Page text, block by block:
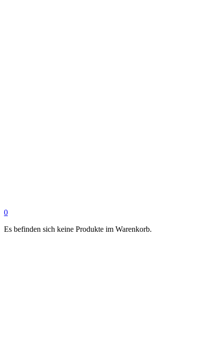
0
Es befinden sich keine Produkte im Warenkorb.